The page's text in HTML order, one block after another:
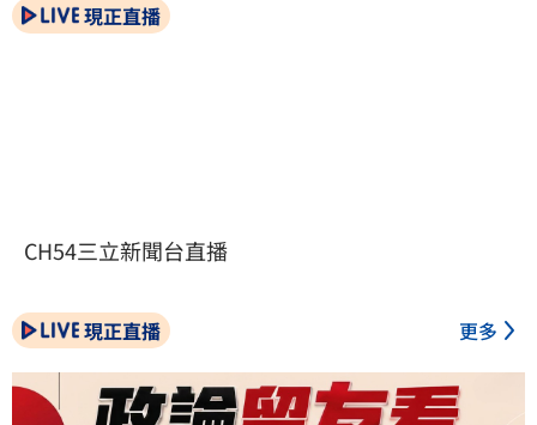
現正直播
CH54三立新聞台直播
現正直播 更多